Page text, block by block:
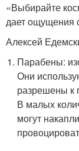
«Выбирайте
дает ощущения
Алексей
Парабены:
Они
разрешены к
В малых
могут